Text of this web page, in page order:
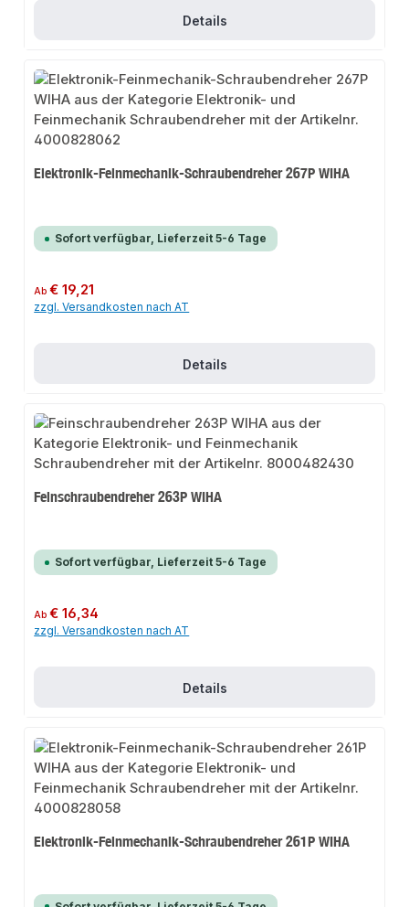
Details
Elektronik-Feinmechanik-Schraubendreher 267P WIHA
Sofort verfügbar, Lieferzeit 5-6 Tage
Regulärer Preis:
Ab€ 19,21
zzgl. Versandkosten nach AT
Details
Feinschraubendreher 263P WIHA
Sofort verfügbar, Lieferzeit 5-6 Tage
Regulärer Preis:
Ab€ 16,34
zzgl. Versandkosten nach AT
Details
Elektronik-Feinmechanik-Schraubendreher 261P WIHA